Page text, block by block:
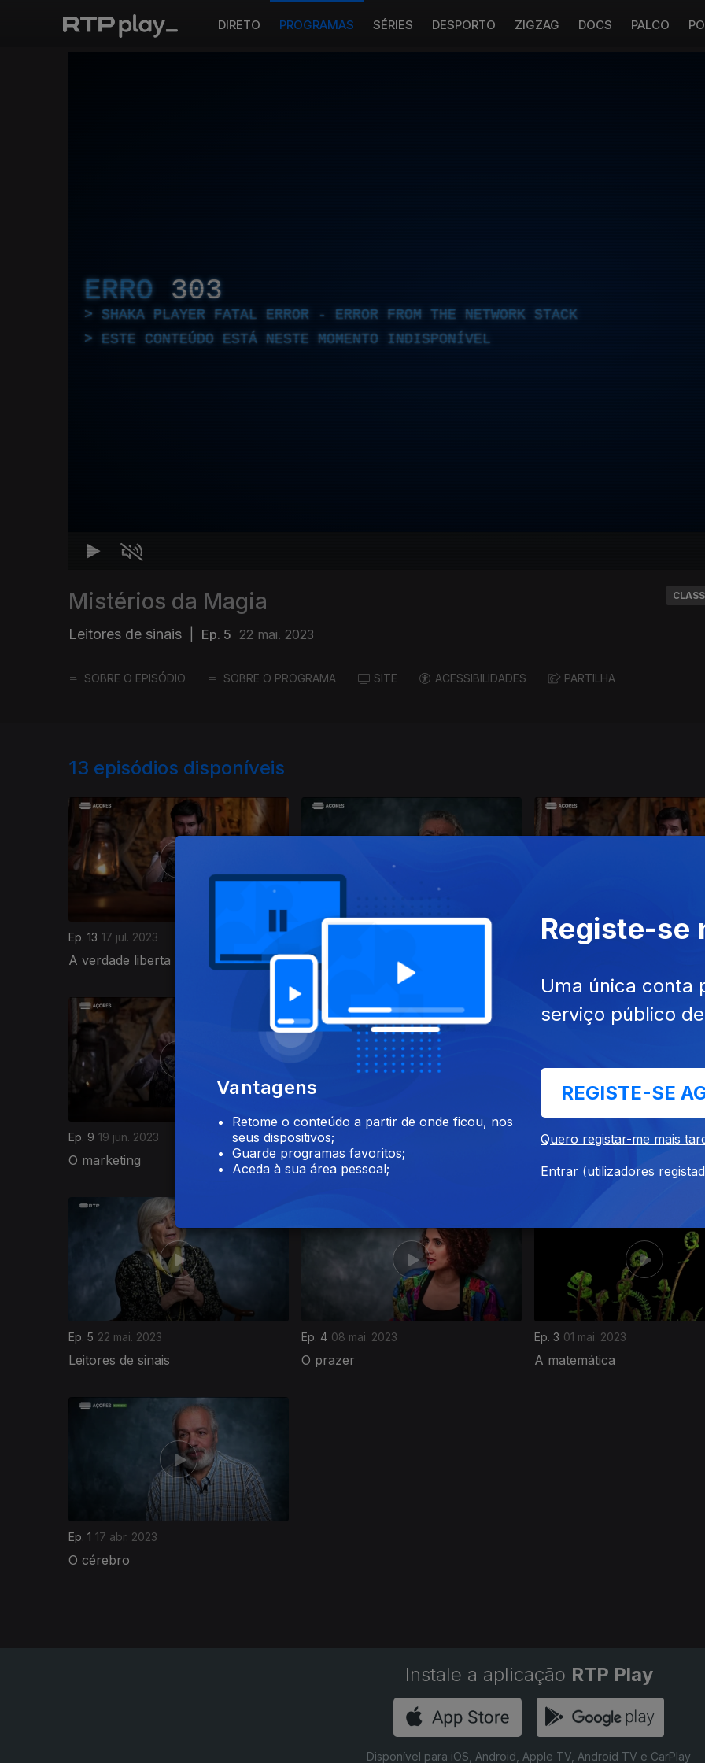
DIRETO PROGRAMAS SÉRIES DESPORTO ZIGZAG DOCS PALCO
ERRO 303
SHAKA PLAYER FATAL ERROR - ERROR FROM THE NETWORK STACK
ESTE CONTEÚDO ESTÁ NESTE MOMENTO INDISPONÍVEL
Mistérios da Magia
Leitores de sinais Ep. 5 22 mai. 2023
SOBRE O EPISÓDIO SOBRE O PROGRAMA SITE ACESSIBILIDADES PARTILHA
13 episódios disponíveis
Ep. 13 17 jul. 2023
A verdade liberta A mente nao mente
Ep. 11 03 jul. 2023
Ep. 9 19 jun. 2023
O marketing
Ep. 8 12 jun. 2023
O desenvolvimento humano
Ep. 7 05 jun. 2023
Ep. 5 22 mai. 2023
Leitores de sinais
Ep. 4 08 mai. 2023
O prazer
Ep. 3 01 mai. 2023
A matemática
687481
Ep. 1 17 abr. 2023
O cérebro
685958
Instale a aplicação RTP Play
Disponível para iOS, Android, Apple TV, Android TV e CarPlay
Vantagens
Retome o conteúdo a partir de onde ficou, nos
seus dispositivos;
Guarde programas favoritos;
Aceda à sua área pessoal;
Registe-se
Uma única conta
serviço público
REGISTE-SE
Quero registar-me mais
Entrar (utilizadores